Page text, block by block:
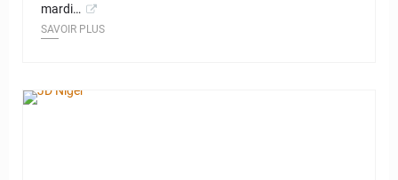
mardi…
SAVOIR PLUS